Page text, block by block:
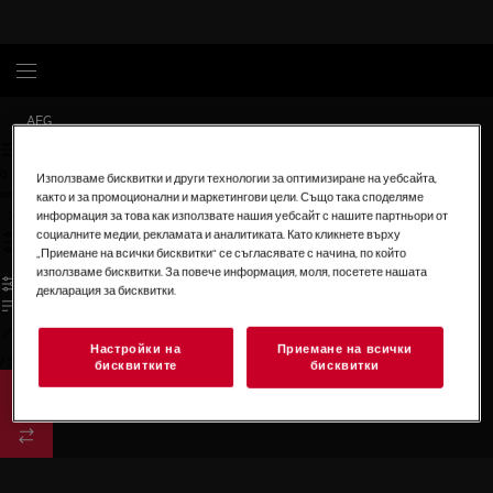
AEG
undefined
Използваме бисквитки и други технологии за оптимизиране на уебсайта,
както и за промоционални и маркетингови цели. Също така споделяме
информация за това как използвате нашия уебсайт с нашите партньори от
социалните медии, рекламата и аналитиката. Като кликнете върху
„Приемане на всички бисквитки“ се съгласявате с начина, по който
използваме бисквитки. За повече информация, моля, посетете нашата
декларация за бисквитки.
Настройки на
бисквитките
Приемане на всички
бисквитки